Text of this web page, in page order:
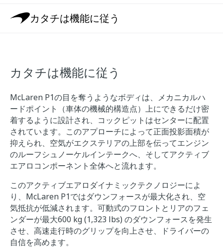
カタチは機能に従う
カタチは機能に従う
McLaren P1の目を奪うようなボディは、メカニカルハ
ードポイント（車体の機械的構造点）上にできるだけ密
着するように設計され、コックピットはセンターに配置
されています。このアプローチによって正面投影面積が
抑えられ、空気がエクステリアの上部を伝ってエンジン
のルーフシュノーケルインテークへ、そしてアクティブ
エアロコンポーネント全体へと流れます。
このアクティブエアロダイナミックテクノロジーによ
り、McLaren P1ではダウンフォースが最大化され、空
気抵抗が低減されます。可動式のフロントとリアのフェ
ンダーが最大600 kg (1,323 lbs) のダウンフォースを発生
させ、高速走行時のグリップを向上させ、ドライバーの
自信を高めます。